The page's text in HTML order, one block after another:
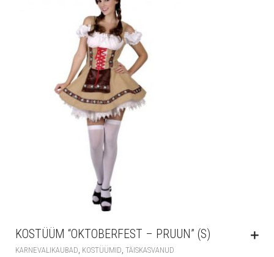
KOSTÜÜM “OKTOBERFEST – PRUUN” (S)
KARNEVALIKAUBAD KOSTÜÜMID TÄISKASVANUD